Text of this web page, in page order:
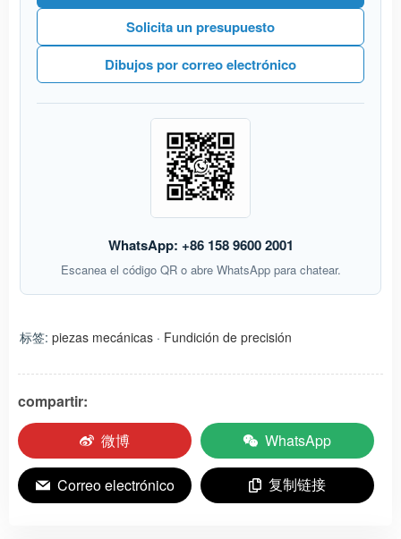
Solicita un presupuesto
Dibujos por correo electrónico
WhatsApp: +86 158 9600 2001
Escanea el código QR o abre WhatsApp para chatear.
标签: piezas mecánicas · Fundición de precisión
compartir:
微博
WhatsApp
Correo electrónico 复制链接